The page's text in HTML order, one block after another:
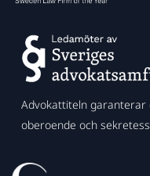
Advokattiteln garanterar
oberoende och